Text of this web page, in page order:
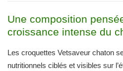
Une composition
croissance intense du
Les croquettes Vetsaveur chaton
nutritionnels ciblés et visibles sur